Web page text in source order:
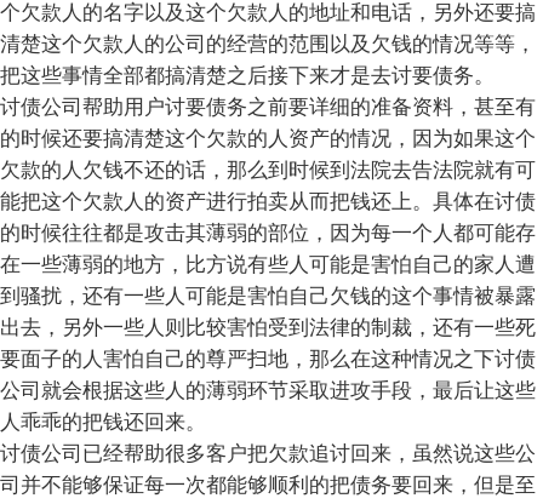
个欠款人的名字以及这个欠款人的地址和电话，另外还要搞
清楚这个欠款人的公司的经营的范围以及欠钱的情况等等，
把这些事情全部都搞清楚之后接下来才是去讨要债务。
讨债公司帮助用户讨要债务之前要详细的准备资料，甚至有
的时候还要搞清楚这个欠款的人资产的情况，因为如果这个
欠款的人欠钱不还的话，那么到时候到法院去告法院就有可
能把这个欠款人的资产进行拍卖从而把钱还上。具体在讨债
的时候往往都是攻击其薄弱的部位，因为每一个人都可能存
在一些薄弱的地方，比方说有些人可能是害怕自己的家人遭
到骚扰，还有一些人可能是害怕自己欠钱的这个事情被暴露
出去，另外一些人则比较害怕受到法律的制裁，还有一些死
要面子的人害怕自己的尊严扫地，那么在这种情况之下讨债
公司就会根据这些人的薄弱环节采取进攻手段，最后让这些
人乖乖的把钱还回来。
讨债公司已经帮助很多客户把欠款追讨回来，虽然说这些公
司并不能够保证每一次都能够顺利的把债务要回来，但是至